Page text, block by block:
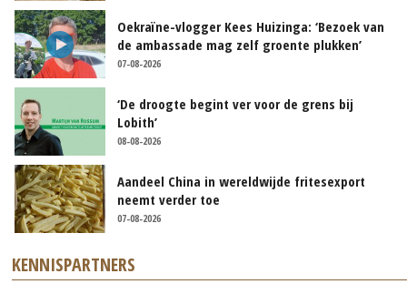
Oekraïne-vlogger Kees Huizinga: ‘Bezoek van
de ambassade mag zelf groente plukken’
07-08-2026
‘De droogte begint ver voor de grens bij
Lobith’
08-08-2026
Aandeel China in wereldwijde fritesexport
neemt verder toe
07-08-2026
KENNISPARTNERS